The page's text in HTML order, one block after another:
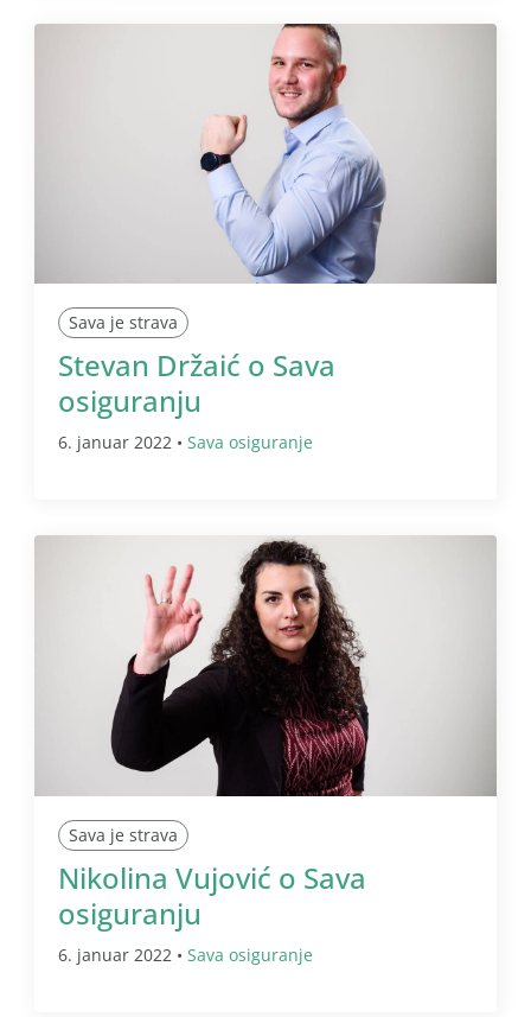
Sava je strava
Stevan Držaić o Sava
osiguranju
6. januar 2022 • Sava osiguranje
Sava je strava
Nikolina Vujović o Sava
osiguranju
6. januar 2022 • Sava osiguranje